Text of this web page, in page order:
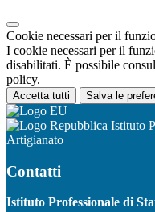
Cookie necessari per il
I cookie necessari per il
disabilitati. È possibile
policy.
Accetta tutti Salva le
Istituto
Artigianato
Contatti
Istituto Professionale di